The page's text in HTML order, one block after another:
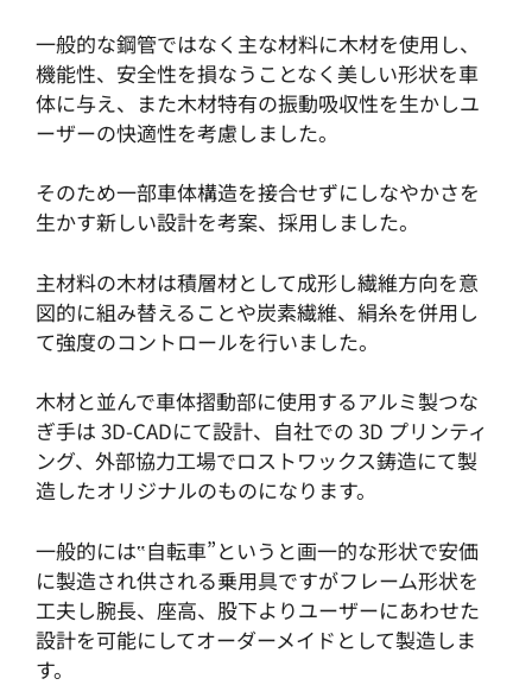
一般的な鋼管ではなく主な材料に木材を使用し、
機能性、安全性を損なうことなく美しい形状を車
体に与え、また木材特有の振動吸収性を生かしユ
ーザーの快適性を考慮しました。
そのため一部車体構造を接合せずにしなやかさを
生かす新しい設計を考案、採用しました。
主材料の木材は積層材として成形し繊維方向を意
図的に組み替えることや炭素繊維、絹糸を併用し
て強度のコントロールを行いました。
木材と並んで車体摺動部に使用するアルミ製つな
ぎ手は 3D-CADにて設計、自社での 3D プリンティ
ング、外部協力工場でロストワックス鋳造にて製
造したオリジナルのものになります。
一般的には‟自転車”というと画一的な形状で安価
に製造され供される乗用具ですがフレーム形状を
工夫し腕長、座高、股下よりユーザーにあわせた
設計を可能にしてオーダーメイドとして製造しま
す。